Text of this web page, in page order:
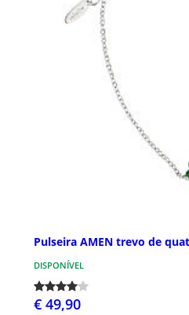
Pulseira AMEN trevo de
DISPONÍVEL
€ 49,90